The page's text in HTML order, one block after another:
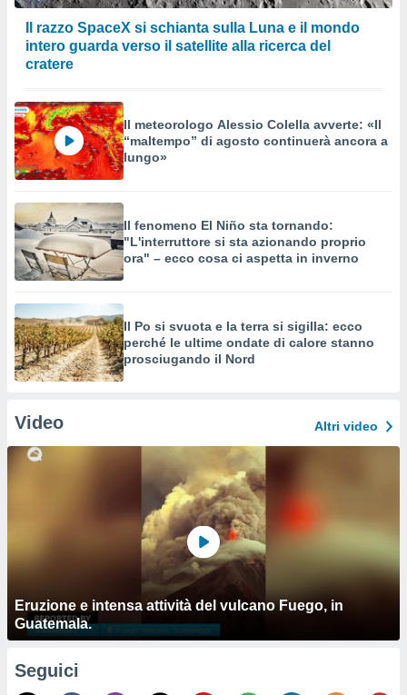
Il razzo SpaceX si schianta sulla Luna e il mondo
intero guarda verso il satellite alla ricerca del
cratere
Il meteorologo Alessio Colella avverte: «Il
“maltempo” di agosto continuerà ancora a
lungo»
Il fenomeno El Niño sta tornando:
"L'interruttore si sta azionando proprio
ora" – ecco cosa ci aspetta in inverno
Il Po si svuota e la terra si sigilla: ecco
perché le ultime ondate di calore stanno
prosciugando il Nord
Video Altri video
Eruzione e intensa attività del vulcano Fuego, in
Guatemala.
Seguici